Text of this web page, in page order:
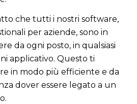
che tutti i nostri software,
per aziende, sono in
da ogni posto, in qualsiasi
applicativo. Questo ti
in modo più efficiente e da
dover essere legato a un